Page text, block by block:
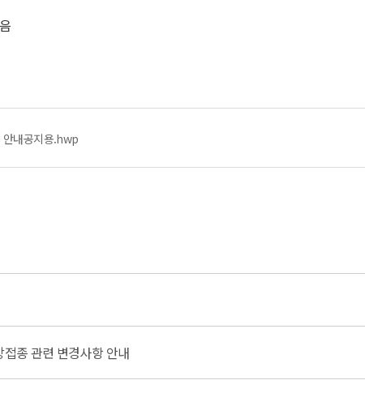
안내공지용.hwp
종 관련 변경사항 안내